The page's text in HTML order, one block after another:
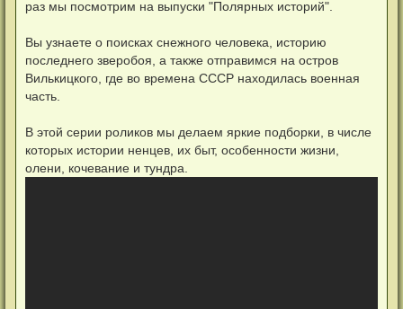
и
н
н
е
с
б
е
н
и
раз мы посмотрим на выпуски "Полярных историй".
Вы узнаете о поисках снежного человека, историю
последнего зверобоя, а также отправимся на остров
Вилькицкого, где во времена СССР находилась военная
часть.
В этой серии роликов мы делаем яркие подборки, в числе
которых истории ненцев, их быт, особенности жизни,
олени, кочевание и тундра.